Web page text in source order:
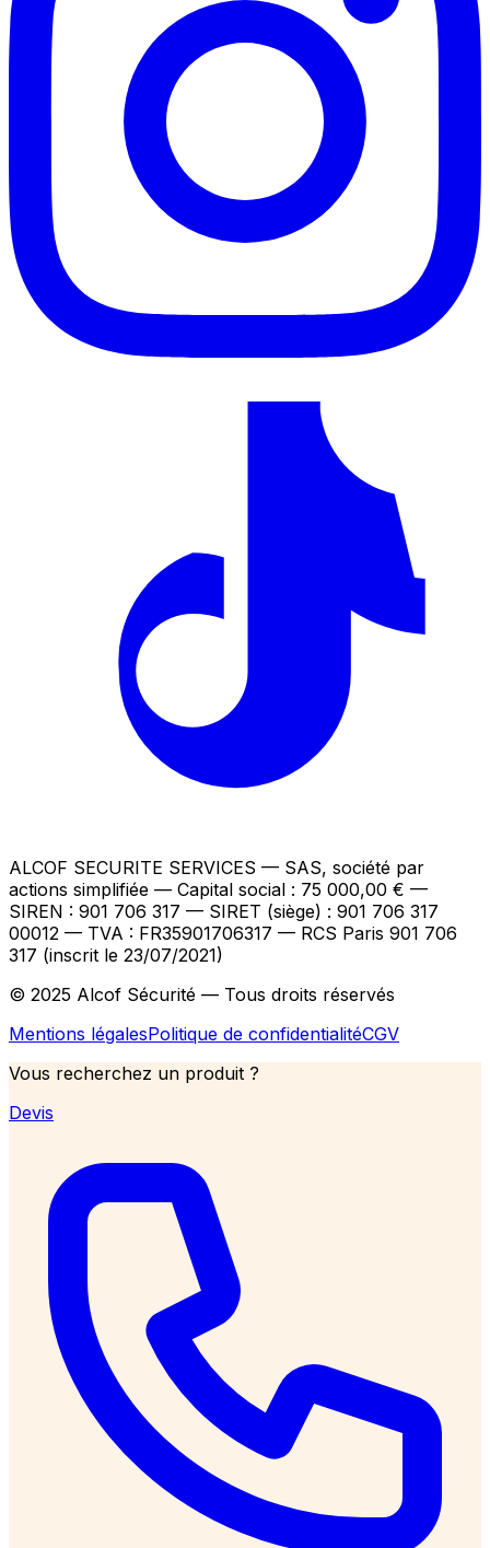
ALCOF SECURITE SERVICES — SAS, société par
actions simplifiée — Capital social : 75 000,00 € —
SIREN : 901 706 317 — SIRET (siège) : 901 706 317
00012 — TVA : FR35901706317 — RCS Paris 901 706
317 (inscrit le 23/07/2021)
© 2025 Alcof Sécurité — Tous droits réservés
Mentions légalesPolitique de confidentialitéCGV
Vous recherchez un produit ?
Devis